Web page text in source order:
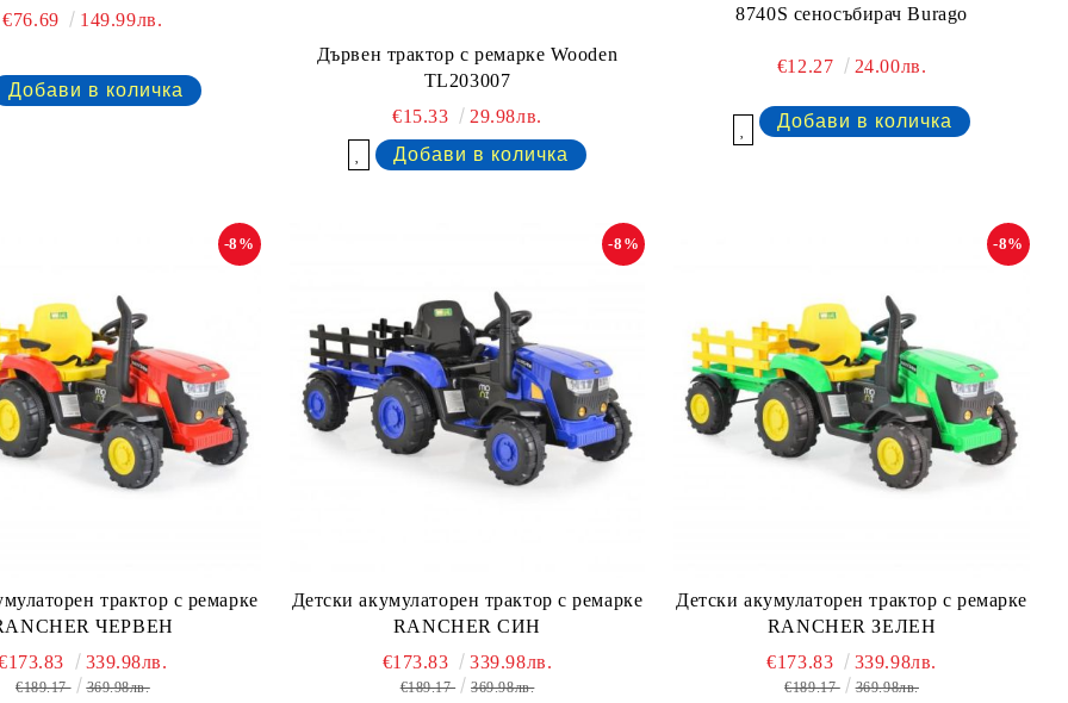
€76.69 149.99лв.
Дървен трактор с ремарке Wooden
TL203007
€15.33
29.98лв.
8740S сеносъбирач Burago
€12.27 24.00лв.
трактор с ремaрке
ЧЕРВЕН
-8%
339.98лв.
€189.17 369.98лв.
Детски акумулаторен трактор с ремaрке
RANCHER СИН
-8%
€173.83 339.98лв.
€189.17 369.98лв.
Детски акумулаторен трактор с ремaрке
RANCHER ЗЕЛЕН
-8%
€173.83 339.98лв.
€189.17 369.98лв.